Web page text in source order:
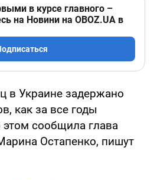
в курсе главного –
на Новини на OBOZ.UA в
в Украине задержано
как за все годы
сообщила глава
Остапенко, пишут